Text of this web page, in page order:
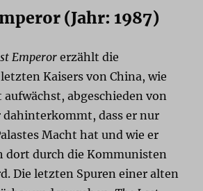
(Jahr: 1987)
Emperor erzählt die
Kaisers von China, wie
aufwächst, abgeschieden von
dahinterkommt, dass er nur
Macht hat und wie er
dort durch die Kommunisten
Die letzten Spuren einer alten